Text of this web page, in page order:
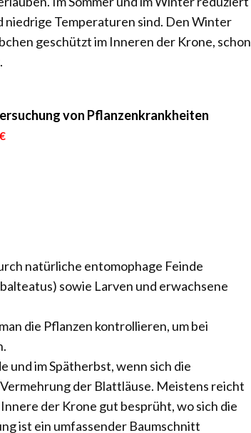
niedrige Temperaturen sind. Den Winter
geschützt im Inneren der Krone, schon
von Pflanzenkrankheiten
natürliche entomophage Feinde
sowie Larven und erwachsene
die Pflanzen kontrollieren, um bei
im Spätherbst, wenn sich die
der Blattläuse. Meistens reicht
der Krone gut besprüht, wo sich die
ist ein umfassender Baumschnitt